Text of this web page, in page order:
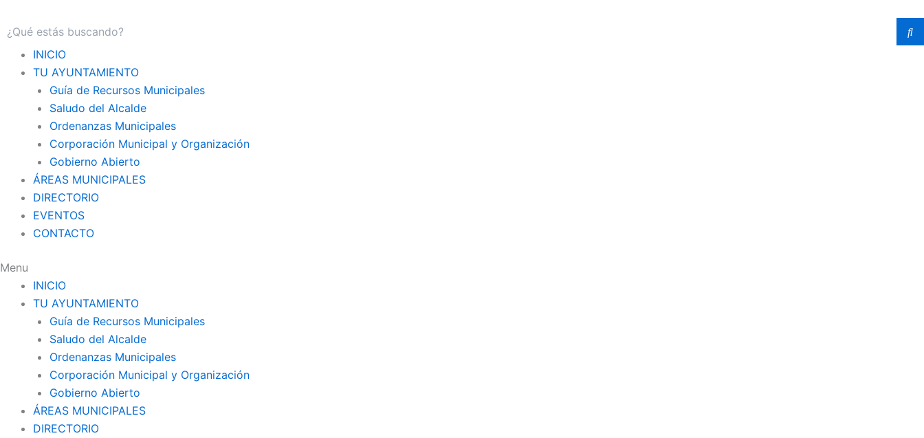
INICIO
TU AYUNTAMIENTO
Guía de Recursos Municipales
Saludo del Alcalde
Ordenanzas Municipales
Corporación Municipal y Organización
Gobierno Abierto
ÁREAS MUNICIPALES
DIRECTORIO
EVENTOS
CONTACTO
Menu
INICIO
TU AYUNTAMIENTO
Guía de Recursos Municipales
Saludo del Alcalde
Ordenanzas Municipales
Corporación Municipal y Organización
Gobierno Abierto
ÁREAS MUNICIPALES
DIRECTORIO